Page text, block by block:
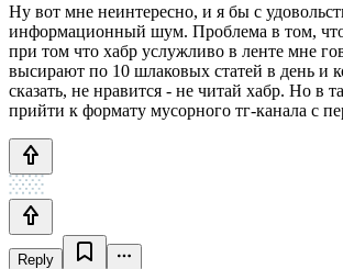
Ну вот мне неинтересно, и я бы с
информационный шум. Проблема в том, что
при том что хабр услужливо в ленте мне
высирают по 10 шлаковых статей в день и
сказать, не нравится - не читай хабр. Но в
прийти к формату мусорного тг-канала с
Reply